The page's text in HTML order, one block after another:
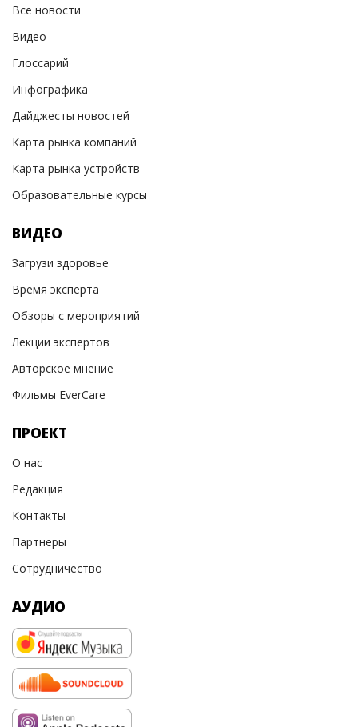
Все новости
Видео
Глоссарий
Инфографика
Дайджесты новостей
Карта рынка компаний
Карта рынка устройств
Образовательные курсы
ВИДЕО
Загрузи здоровье
Время эксперта
Обзоры с мероприятий
Лекции экспертов
Авторское мнение
Фильмы EverCare
ПРОЕКТ
О нас
Редакция
Контакты
Партнеры
Сотрудничество
АУДИО